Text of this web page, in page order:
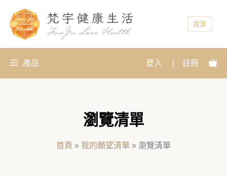
資源
產品 登入 註冊
瀏覽清單
首頁 » 我的願望清單 » 瀏覽清單